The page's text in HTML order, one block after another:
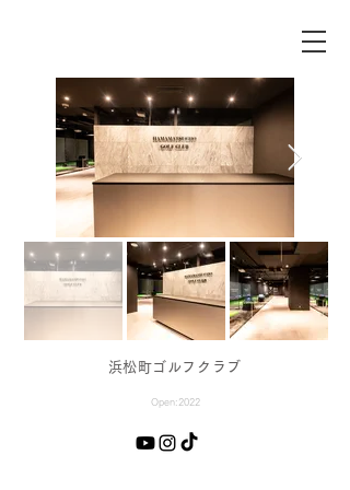
​浜松町ゴルフクラブ
Open:2022